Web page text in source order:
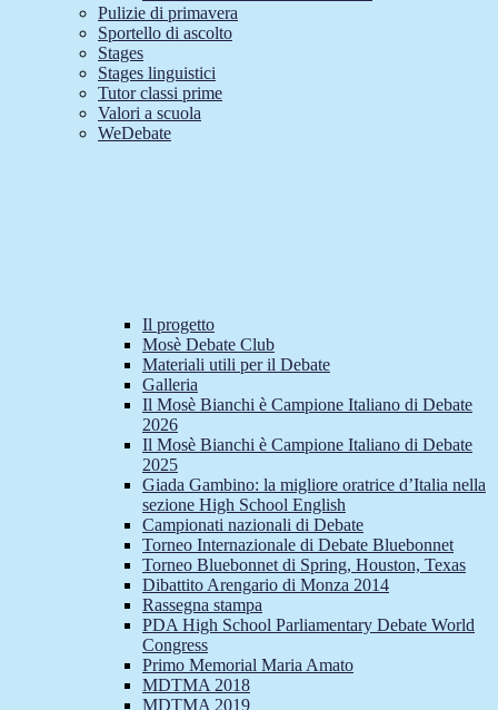
Pulizie di primavera
Sportello di ascolto
Stages
Stages linguistici
Tutor classi prime
Valori a scuola
WeDebate
Il progetto
Mosè Debate Club
Materiali utili per il Debate
Galleria
Il Mosè Bianchi è Campione Italiano di Debate
2026
Il Mosè Bianchi è Campione Italiano di Debate
2025
Giada Gambino: la migliore oratrice d’Italia nella
sezione High School English
Campionati nazionali di Debate
Torneo Internazionale di Debate Bluebonnet
Torneo Bluebonnet di Spring, Houston, Texas
Dibattito Arengario di Monza 2014
Rassegna stampa
PDA High School Parliamentary Debate World
Congress
Primo Memorial Maria Amato
MDTMA 2018
MDTMA 2019